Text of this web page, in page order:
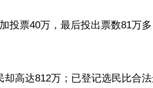
投票40万，最后投出票数81万
高达812万；已登记选民比合